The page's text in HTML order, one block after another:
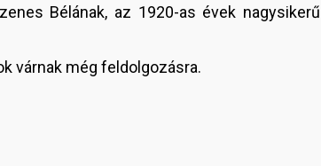
Bélának, az 1920-as évek nagysikerű
várnak még feldolgozásra.